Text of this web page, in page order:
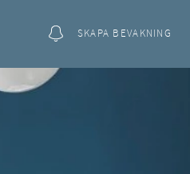
SKAPA BEVAKNING